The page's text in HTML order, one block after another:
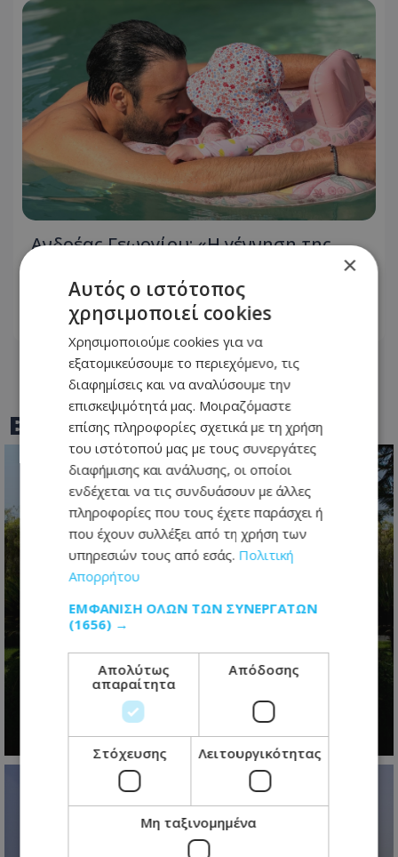
Ανδρέας Γεωργίου: «Η γέννηση της
κόρης μου άλλαξε ριζικά τη ζωή μου
και με αναδιαμόρφωσε ως άνθρωπο»
08.08.2026 - 12:38
BEST OFTOTHEMAONLINE
Η προεδρική μάχη άρχισε- Το
μεγάλο παζλ των συμμαχιών και η
μετακίνηση των κομματικών
ισορροπιών
09.08.2026 - 07:18
×
Αυτός ο ιστότοπος
χρησιμοποιεί cookies
Χρησιμοποιούμε cookies για να
εξατομικεύσουμε το περιεχόμενο, τις
διαφημίσεις και να αναλύσουμε την
επισκεψιμότητά μας. Μοιραζόμαστε
επίσης πληροφορίες σχετικά με τη χρήση
του ιστότοπού μας με τους συνεργάτες
διαφήμισης και ανάλυσης, οι οποίοι
ενδέχεται να τις συνδυάσουν με άλλες
πληροφορίες που τους έχετε παράσχει ή
που έχουν συλλέξει από τη χρήση των
υπηρεσιών τους από εσάς. Πολιτική
Απορρήτου
ΕΜΦΆΝΙΣΗ ΌΛΩΝ ΤΩΝ ΣΥΝΕΡΓΑΤΏΝ
(1656) →
Απολύτως
απαραίτητα
Απόδοσης
Στόχευσης Λειτουργικότητας
Μη ταξινομημένα